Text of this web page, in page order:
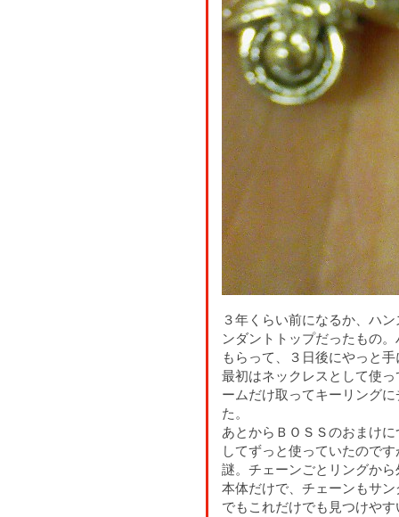
３年くらい前になるか、ハ
ンダントトップだったもの
もらって、３日後にやっと
最初はネックレスとして使
ームだけ取ってキーリング
た。
あとからＢＯＳＳのおまけ
してずっと使っていたので
謎。チェーンごとリングか
本体だけで、チェーンもサ
でもこれだけでも見つけや